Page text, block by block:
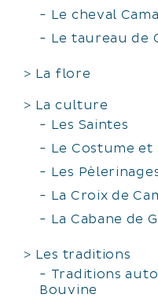
Le cheval
Le taureau de
La flore
La culture
Les Saintes
Le Costume
Les
La Croix de
La Cabane de
Les traditions
Traditions
Bouvine